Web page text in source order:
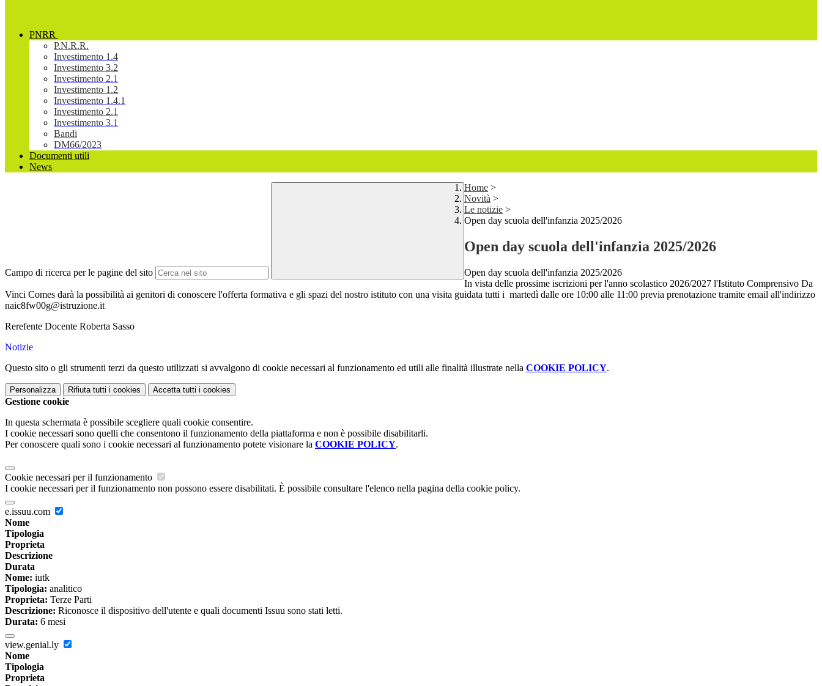
PNRR
P.N.R.R.
Investimento 1.4
Investimento 3.2
Investimento 2.1
Investimento 1.2
Investimento 1.4.1
Investimento 2.1
Investimento 3.1
Bandi
DM66/2023
Documenti utili
News
Campo di ricerca per le pagine del sito
Home >
Novità >
Le notizie >
Open day scuola dell'infanzia 2025/2026
Open day scuola dell'infanzia 2025/2026
Open day scuola dell'infanzia 2025/2026
In vista delle prossime iscrizioni per l'anno scolastico 2026/2027 l'Istituto Comprensivo Da
Vinci Comes darà la possibilità ai genitori di conoscere l'offerta formativa e gli spazi del nostro istituto con una visita guidata tutti i martedì dalle ore 10:00 alle 11:00 previa prenotazione tramite email all'indirizzo
naic8fw00g@istruzione.it
Rerefente Docente Roberta Sasso
Notizie
Questo sito o gli strumenti terzi da questo utilizzati si avvalgono di cookie necessari al funzionamento ed utili alle finalità illustrate nella COOKIE POLICY.
Personalizza Rifiuta tutti i cookies Accetta tutti i cookies
Gestione cookie
In questa schermata è possibile scegliere quali cookie consentire.
I cookie necessari sono quelli che consentono il funzionamento della piattaforma e non è possibile disabilitarli.
Per conoscere quali sono i cookie necessari al funzionamento potete visionare la COOKIE POLICY.
Cookie necessari per il funzionamento
I cookie necessari per il funzionamento non possono essere disabilitati. È possibile consultare l'elenco nella pagina della cookie policy.
e.issuu.com
Nome
Tipologia
Proprieta
Descrizione
Durata
Nome: iutk
Tipologia: analitico
Proprieta: Terze Parti
Descrizione: Riconosce il dispositivo dell'utente e quali documenti Issuu sono stati letti.
Durata: 6 mesi
view.genial.ly
Nome
Tipologia
Proprieta